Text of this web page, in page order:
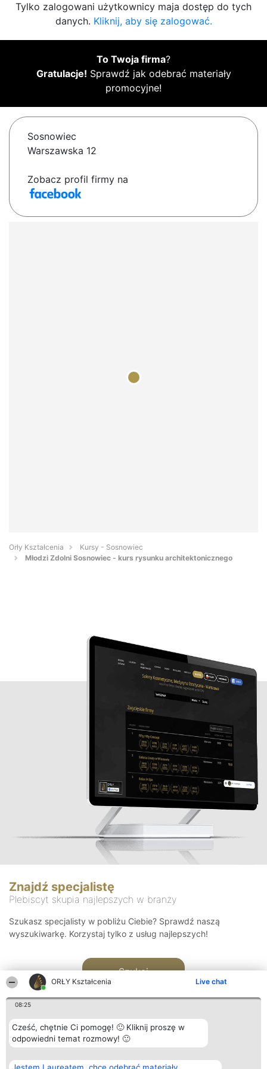
ORŁY Kształcenia Live chat
08:25
Cześć, chętnie Ci pomogę! 🙂 Kliknij proszę w
odpowiedni temat rozmowy! 🙂
Tylko zalogowani użytkownicy maja dostęp do tych
danych. Kliknij, aby się zalogować.
To Twoja firma?
Gratulacje! Sprawdź jak odebrać materiały
promocyjne!
Sosnowiec
Warszawska 12
Zobacz profil firmy na
Orły Kształcenia
Kursy - Sosnowiec
Młodzi Zdolni Sosnowiec - kurs rysunku architektonicznego
Znajdź specjalistę
Plebiscyt skupia najlepszych w branży
Szukasz specjalisty w pobliżu Ciebie? Sprawdź naszą
wyszukiwarkę. Korzystaj tylko z usług najlepszych!
Szukaj
Organizator plebiscytu Plebiscyt Kontakt